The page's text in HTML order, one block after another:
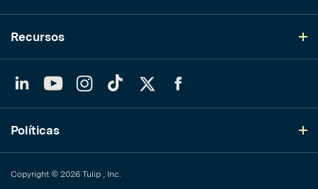
Recursos
YouTubeInstagram
TikTok
Políticas
Copyright © 2026 Tulip , Inc.